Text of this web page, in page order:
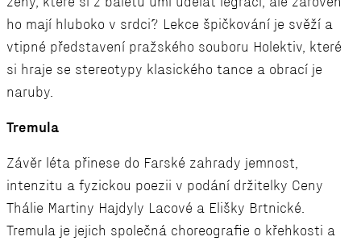
ho mají hluboko v srdci? Lekce špičkování je svěží a
vtipné představení pražského souboru Holektiv, které
si hraje se stereotypy klasického tance a obrací je
naruby.
Tremula
Závěr léta přinese do Farské zahrady jemnost,
intenzitu a fyzickou poezii v podání držitelky Ceny
Thálie Martiny Hajdyly Lacové a Elišky Brtnické.
Tremula je jejich společná choreografie o křehkosti a